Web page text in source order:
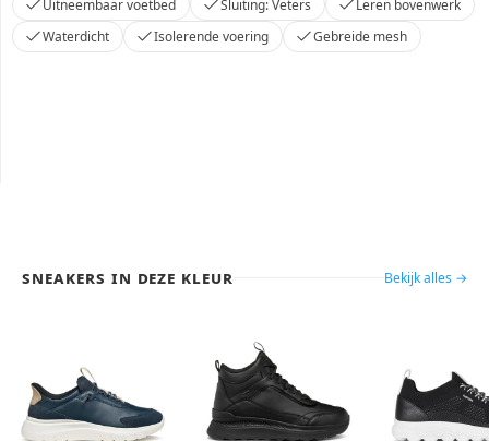
Uitneembaar voetbed Sluiting: Veters
Leren bovenwerk
Waterdicht
Isolerende voering Gebreide mesh
Sneakers in deze kleur Bekijk alles →